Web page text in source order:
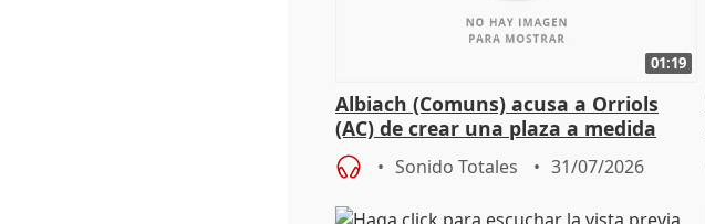
01:19
Albiach (Comuns) acusa a Orriols
(AC) de crear una plaza a medida
para su hija en Ripoll (Girona)
Sonido Totales 31/07/2026